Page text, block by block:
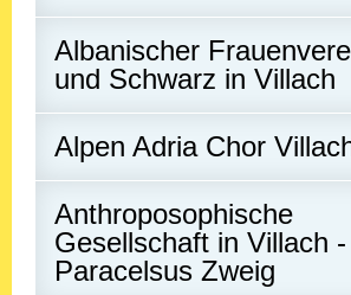
Albanischer
und Schwarz in Villach
Alpen Adria Chor
Anthroposophische
Gesellschaft in Villach -
Paracelsus Zweig